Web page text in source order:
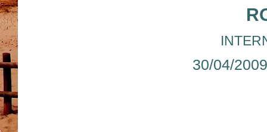
30/04/